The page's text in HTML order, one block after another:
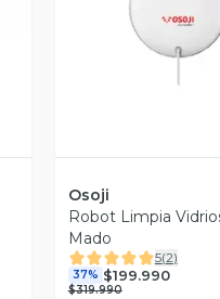
Osoji
Robot Limpia
Mado
5(2)
37% $199.990
$319.990